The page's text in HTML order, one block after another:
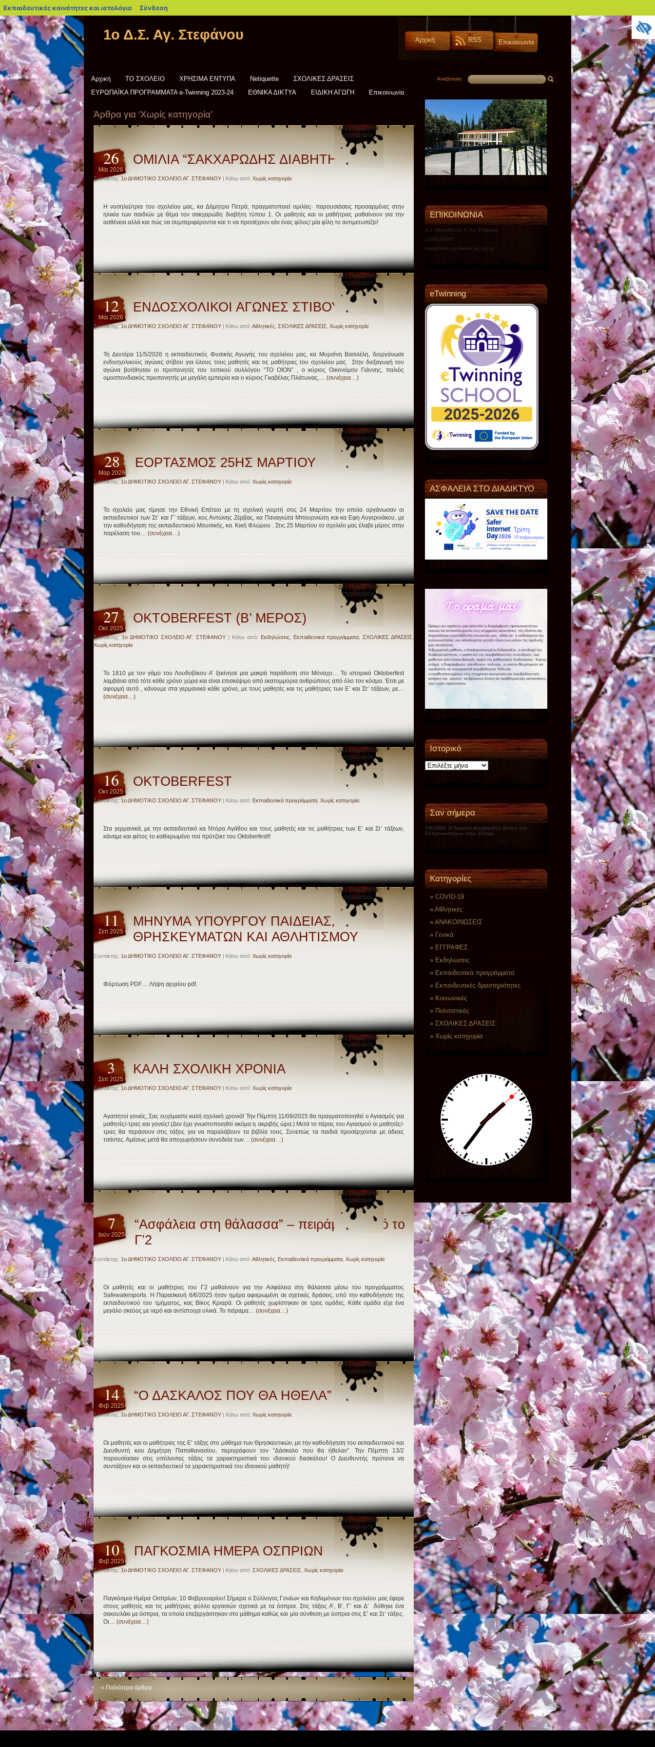
Εκπαιδευτικές κοινότητες και ιστολόγια blogs.sch.gr
Σύνδεση
1ο Δ.Σ. Αγ. Στεφάνου Αρχική RSS Επικοινωνία
Αρχική ΤΟ ΣΧΟΛΕΙΟ ΧΡΗΣΙΜΑ ΕΝΤΥΠΑ Netiquette
ΣΧΟΛΙΚΕΣ ΔΡΑΣΕΙΣ
ΕΥΡΩΠΑΪΚΑ ΠΡΟΓΡΑΜΜΑΤΑ e-Twinning 2023-24
ΕΘΝΙΚΑ ΔΙΚΤΥΑ ΕΙΔΙΚΗ ΑΓΩΓΗ Επικοινωνία
Αναζήτηση
Άρθρα για ‘Χωρίς κατηγορία’
Δεν επιτρέπεται
σχολιασμόςστο
ΟΜΙΛΙΑ
ΔΙΑΒΗΤΗΣ”
26
Μάι 2026
ΟΜΙΛΙΑ “ΣΑΚΧΑΡΩΔΗΣ ΔΙΑΒΗΤΗΣ”
Συντάκτης:1ο ΔΗΜΟΤΙΚΟ ΣΧΟΛΕΙΟ ΑΓ. ΣΤΕΦΑΝΟΥ | Κάτω από: Χωρίς κατηγορία
Η νοσηλεύτρια του σχολείου μας, κα Δήμητρα Πετρά, πραγματοποιεί ομιλίες- παρουσιάσεις προσαρμένες στην
ηλικία των παιδιών με θέμα τον σακχαρώδη διαβήτη τύπου 1. Οι μαθητές και οι μαθήτριες μαθαίνουν για την
ασθένεια αλλά και πώς να συμπεριφέρονται και τι να προσέχουν εάν ένας φίλος/ μία φίλη το αντιμετωπίζει!
Δεν επιτρέπεται
σχολιασμόςστο
ΕΝΔΟΣΧΟΛΙΚΟΙ
ΣΤΙΒΟΥ
12
Μάι 2026
ΕΝΔΟΣΧΟΛΙΚΟΙ ΑΓΩΝΕΣ ΣΤΙΒΟΥ
Συντάκτης:1ο ΔΗΜΟΤΙΚΟ ΣΧΟΛΕΙΟ ΑΓ. ΣΤΕΦΑΝΟΥ | Κάτω από: Αθλητικές ΣΧΟΛΙΚΕΣ ΔΡΑΣΕΙΣ Χωρίς κατηγορία
Τη Δευτέρα 11/5/2026 η εκπαιδευτικός Φυσικής Αγωγής του σχολείου μας, κα Μυρσίνη Βασιλέλη, διοργάνωσε
ενδοσχολικούς αγώνες στίβου για όλους τους μαθητές και τις μαθήτριες του σχολείου μας. Στην διεξαγωγή του
αγώνα βοήθησαν οι προπονητές του τοπικού συλλόγου “ΤΟ ΟΙΟΝ” , ο κύριος Οικονόμου Γιάννης, παλιός
ομοσπονδιακός προπονητής με μεγάλη εμπειρία και ο κύριος Γκαβέλας Πλάτωνας,… (συνέχεια…)
Δεν επιτρέπεται
σχολιασμόςστο
ΕΟΡΤΑΣΜΟΣ
ΜΑΡΤΙΟΥ
28
Μαρ 2026
ΕΟΡΤΑΣΜΟΣ 25ΗΣ ΜΑΡΤΙΟΥ
Συντάκτης:1ο ΔΗΜΟΤΙΚΟ ΣΧΟΛΕΙΟ ΑΓ. ΣΤΕΦΑΝΟΥ | Κάτω από: Χωρίς κατηγορία
Το σχολείο μας τίμησε την Εθνική Επέτειο με τη σχολική γιορτή στις 24 Μαρτίου την οποία οργάνωσαν οι
εκπαιδευτικοί των Στ’ και Γ’ τάξεων, κος Αντώνης Ζέρβας, κα Παναγιώτα Μπουρνιώτη και κα Εφη Αυγερινάκου, με
την καθοδήγηση της εκπαιδευτικού Μουσικής, κα. Κική Φλώρου . Στις 25 Μαρτίου το σχολείο μας έλαβε μέρος στην
παρέλαση του… (συνέχεια…)
Δεν επιτρέπεται
σχολιασμόςστο
OKTOBERFEST
ΜΕΡΟΣ)
27
Οκτ 2025
OKTOBERFEST (B’ ΜΕΡΟΣ)
Συντάκτης: 1ο ΔΗΜΟΤΙΚΟ ΣΧΟΛΕΙΟ ΑΓ. ΣΤΕΦΑΝΟΥ | Κάτω από: Εκδηλώσεις, Εκπαιδευτικά προγράμματα ,ΣΧΟΛΙΚΕΣ ΔΡΑΣΕΙΣ
Χωρίς κατηγορία
Το 1810 με τον γάμο του Λουδοβίκου Α’ ξεκίνησε μια μακρά παράδοση στο Μόναχο… Το ιστορικό Oktoberfest
λαμβάνει από τότε κάθε χρόνο χώρα και είναι επισκέψιμο από εκατομμύρια ανθρώπους από όλο τον κόσμο. Έτσι με
αφορμή αυτό , κάνουμε στα γερμανικά κάθε χρόνο, με τους μαθητές και τις μαθήτριες των Ε’ και Στ’ τάξεων, με…
(συνέχεια…)
Δεν επιτρέπεται
σχολιασμόςστο
ΟΚΤΟΒΕRFEST
16
Οκτ 2025
ΟΚΤΟΒΕRFEST
Συντάκτης:1ο ΔΗΜΟΤΙΚΟ ΣΧΟΛΕΙΟ ΑΓ. ΣΤΕΦΑΝΟΥ | Κάτω από: Εκπαιδευτικά προγράμματα Χωρίς κατηγορία
Στα γερμανικά, με την εκπαιδευτικό κα Ντόρα Αγάθου και τους μαθητές και τις μαθήτριες των Ε’ και Στ’ τάξεων,
κάναμε και φέτος το καθιερωμένο πια πρότζεκτ του Oktoberfest!!
Δεν επιτρέπεται
σχολιασμόςστο
ΜΗΝΥΜΑ
ΠΑΙΔΕΙΑΣ,
11
Σεπ 2025
ΜΗΝΥΜΑ ΥΠΟΥΡΓΟΥ ΠΑΙΔΕΙΑΣ,
ΘΡΗΣΚΕΥΜΑΤΩΝ ΚΑΙ ΑΘΛΗΤΙΣΜΟΥ
Συντάκτης: 1ο ΔΗΜΟΤΙΚΟ ΣΧΟΛΕΙΟ ΑΓ. ΣΤΕΦΑΝΟΥ | Κάτω από: Χωρίς κατηγορία
Φόρτωση PDF… Λήψη αρχείου pdf.
Δεν επιτρέπεται
σχολιασμόςστο
ΚΑΛΗ
ΧΡΟΝΙΑ
3
Σεπ 2025
ΚΑΛΗ ΣΧΟΛΙΚΗ ΧΡΟΝΙΑ
Συντάκτης:1ο ΔΗΜΟΤΙΚΟ ΣΧΟΛΕΙΟ ΑΓ. ΣΤΕΦΑΝΟΥ | Κάτω από: Χωρίς κατηγορία
Αγαπητοί γονείς, Σας ευχόμαστε καλή σχολική χρονιά! Την Πέμπτη 11/09/2025 θα πραγματοποιηθεί ο Αγιασμός για
μαθητές/-τριες και γονείς! (Δεν έχει γνωστοποιηθεί ακόμα η ακριβής ώρα.) Μετά το πέρας του Αγιασμού οι μαθητές/-
τριες θα περάσουν στις τάξεις για να παραλάβουν τα βιβλία τους. Συνεπώς τα παιδιά προσέρχονται με άδειες
τσάντες. Αμέσως μετά θα αποχωρήσουν συνοδεία των… (συνέχεια…)
Δεν επιτρέπεται
σχολιασμόςστο
“Ασφάλεια
θάλασσα”
7
Ιούν 2025
“Ασφάλεια στη θάλασσα” – πειράματα από το
Γ’2
Συντάκτης: 1ο ΔΗΜΟΤΙΚΟ ΣΧΟΛΕΙΟ ΑΓ. ΣΤΕΦΑΝΟΥ | Κάτω από: Αθλητικές Εκπαιδευτικά προγράμματα Χωρίς κατηγορία
Οι μαθητές και οι μαθήτριες του Γ2 μαθαίνουν για την Ασφάλεια στη θάλασσα μέσω του προγράμματος
Safewatersports. Η Παρασκευή 6/6/2025 ήταν ημέρα αφιερωμένη σε σχετικές δράσεις, υπό την καθοδήγηση της
εκπαιδευτικού του τμήματος, κας Βίκυς Κριαρά. Οι μαθητές χωρίστηκαν σε τρεις ομάδες. Κάθε ομάδα είχε ένα
μεγάλο σκεύος με νερό και αντίστοιχα υλικά. Το πείραμα… (συνέχεια…)
Δεν επιτρέπεται
σχολιασμόςστο
“Ο
ΠΟΥ
14
Φεβ 2025
“Ο ΔΑΣΚΑΛΟΣ ΠΟΥ ΘΑ ΗΘΕΛΑ”
Συντάκτης:1ο ΔΗΜΟΤΙΚΟ ΣΧΟΛΕΙΟ ΑΓ. ΣΤΕΦΑΝΟΥ | Κάτω από: Χωρίς κατηγορία
Οι μαθητές και οι μαθήτριες της Ε’ τάξης στο μάθημα των Θρησκευτικών, με την καθοδήγηση του εκπαιδευτικού και
Διευθυντή κου Δημήτρη Παπαθανασίου, περιγράφουν τον ”Δάσκαλο που θα ήθελαν”. Την Πέμπτη 13/2
παρουσίασαν στις υπόλοιπες τάξεις τα χαρακτηριστικά του ιδανικού δασκάλου! Ο Διευθυντής πρότεινε να
συντάξουν και οι εκπαιδευτικοί τα χαρακτηριστικά του ιδανικού μαθητή!
Δεν επιτρέπεται
σχολιασμόςστο
ΠΑΓΚΟΣΜΙΑ
ΟΣΠΡΙΩΝ
10
Φεβ 2025
ΠΑΓΚΟΣΜΙΑ ΗΜΕΡΑ ΟΣΠΡΙΩΝ
Συντάκτης:1ο ΔΗΜΟΤΙΚΟ ΣΧΟΛΕΙΟ ΑΓ. ΣΤΕΦΑΝΟΥ | Κάτω από: ΣΧΟΛΙΚΕΣ ΔΡΑΣΕΙΣ Χωρίς κατηγορία
Παγκόσμια Ημέρα Οσπρίων, 10 Φεβρουαρίου! Σήμερα ο Σύλλογος Γονέων και Κηδεμόνων του σχολείου μας έφερε
στους μαθητές και τις μαθήτριες φύλλο εργασιών σχετικά με τα όσπρια. Στις τάξεις Α’, Β’, Γ’ και Δ’ δόθηκε ένα
σακουλάκι με όσπρια, τα οποία επεξεργάστηκαν στο μάθημα καθώς και μία σύνθεση με όσπρια στις Ε’ και Στ’ τάξεις.
Οι… (συνέχεια…)
« Παλιότερα άρθρα
ΕΠΙΚΟΙΝΩΝΙΑ
Λ.λ. Μαραθώνος 4, Αγ. Στέφανος
2108140052
mail@1dim-ag-stefan.att.sch.gr
eTwinning
ΑΣΦΑΛΕΙΑ ΣΤΟ ΔΙΑΔΙΚΤΥΟ
Ιστορικό
Ιστορικό
Σαν σήμερα
7/8/1964: Η Τουρκία βομβαρδίζει θέσεις των
Ελληνοκυπρίων στην Κύπρο.
Kατηγορίες
COVID-19
Αθλητικές
ΑΝΑΚΟΙΝΩΣΕΙΣ
Γενικά
ΕΓΓΡΑΦΕΣ
Εκδηλώσεις
Εκπαιδευτικά προγράμματα
Εκπαιδευτικές δραστηριότητες
Κοινωνικές
Πολιτιστικές
ΣΧΟΛΙΚΕΣ ΔΡΑΣΕΙΣ
Χωρίς κατηγορία